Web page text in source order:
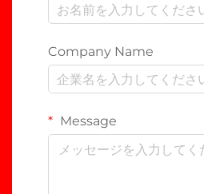
Company Name
Message